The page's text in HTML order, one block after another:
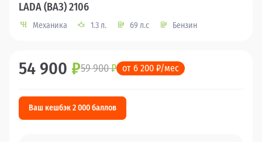
LADA (ВАЗ) 2106
Механика 1.3 л. 69 л.с Бензин
54 900 ₽59 900₽ от 6 200 ₽/мес
Ваш кешбэк 2 000 баллов